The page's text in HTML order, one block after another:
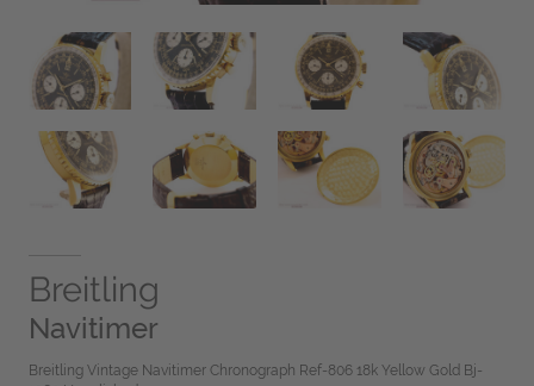
Breitling
Navitimer
Breitling Vintage Navitimer Chronograph Ref-806 18k Yellow Gold Bj-